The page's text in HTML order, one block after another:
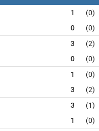
1
(0)
0 (0)
3
(2)
0 (0)
1
(0)
3 (2)
3
(1)
1 (0)